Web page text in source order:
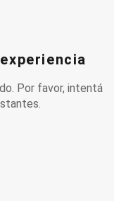
Por favor, intentá